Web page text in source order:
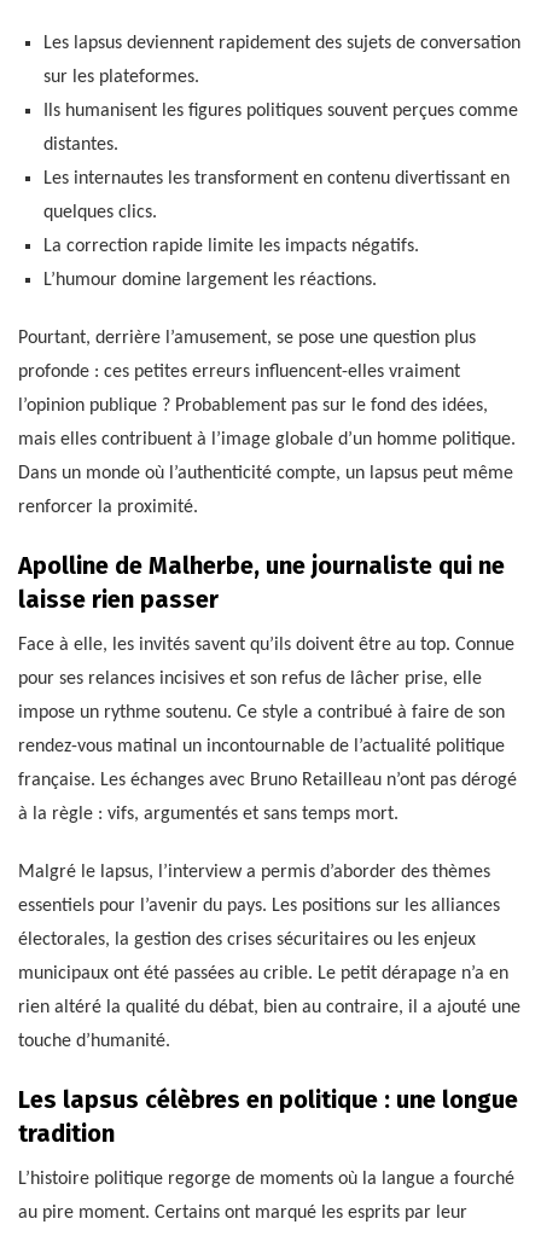
Les lapsus deviennent rapidement des sujets de conversation
sur les plateformes.
Ils humanisent les figures politiques souvent perçues comme
distantes.
Les internautes les transforment en contenu divertissant en
quelques clics.
La correction rapide limite les impacts négatifs.
L’humour domine largement les réactions.
Pourtant, derrière l’amusement, se pose une question plus
profonde : ces petites erreurs influencent-elles vraiment
l’opinion publique ? Probablement pas sur le fond des idées,
mais elles contribuent à l’image globale d’un homme politique.
Dans un monde où l’authenticité compte, un lapsus peut même
renforcer la proximité.
Apolline de Malherbe, une journaliste qui ne
laisse rien passer
Face à elle, les invités savent qu’ils doivent être au top. Connue
pour ses relances incisives et son refus de lâcher prise, elle
impose un rythme soutenu. Ce style a contribué à faire de son
rendez-vous matinal un incontournable de l’actualité politique
française. Les échanges avec Bruno Retailleau n’ont pas dérogé
à la règle : vifs, argumentés et sans temps mort.
Malgré le lapsus, l’interview a permis d’aborder des thèmes
essentiels pour l’avenir du pays. Les positions sur les alliances
électorales, la gestion des crises sécuritaires ou les enjeux
municipaux ont été passées au crible. Le petit dérapage n’a en
rien altéré la qualité du débat, bien au contraire, il a ajouté une
touche d’humanité.
Les lapsus célèbres en politique : une longue
tradition
L’histoire politique regorge de moments où la langue a fourché
au pire moment. Certains ont marqué les esprits par leur